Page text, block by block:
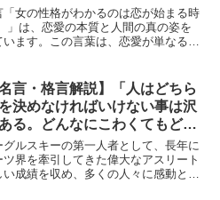
ブルクの深い意味と得られる
女の性格がわかるのは恋が始まる時
」は、恋愛の本質と人間の真の姿を
ます。この言葉は、恋愛が単なる感
名言・格言解説】「人はどちら
決めなければいけない事は沢
る。どんなにこわくてもどん
心配でも一歩前進することが
。」by 上村愛子の深い意味
られる教訓
ルスキーの第一人者として、長年に
界を牽引してきた偉大なアスリート
成績を収め、多くの人々に感動と勇